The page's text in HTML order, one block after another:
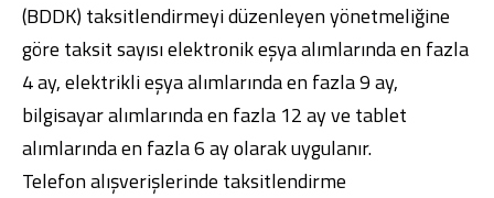
(BDDK) taksitlendirmeyi düzenleyen yönetmeliğine
göre taksit sayısı elektronik eşya alımlarında en fazla
4 ay, elektrikli eşya alımlarında en fazla 9 ay,
bilgisayar alımlarında en fazla 12 ay ve tablet
alımlarında en fazla 6 ay olarak uygulanır.
Telefon alışverişlerinde taksitlendirme